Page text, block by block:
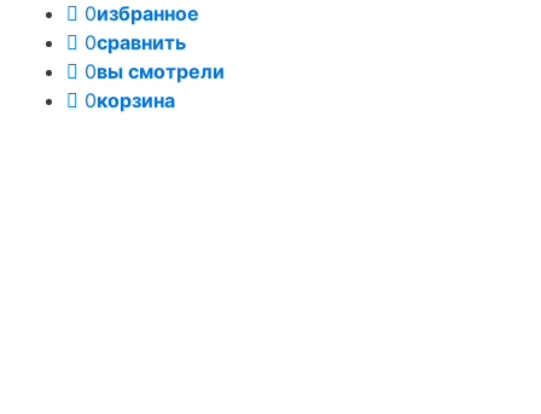
0избранное
0сравнить
0вы смотрели
0корзина
Задать вопрос